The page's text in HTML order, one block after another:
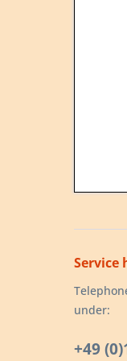
Service
under:
+49